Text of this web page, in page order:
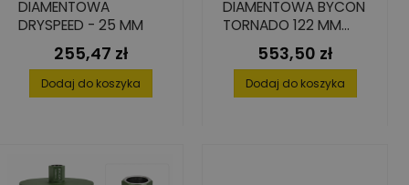
DIAMENTOWA
DRYSPEED - 25 MM
Cena
255,47 zł
Dodaj do koszyka
DIAMENTOWA BYCON
TORNADO 122 MM
450 MM 1 1/4" UNC
Cena
553,50 zł
Dodaj do koszyka